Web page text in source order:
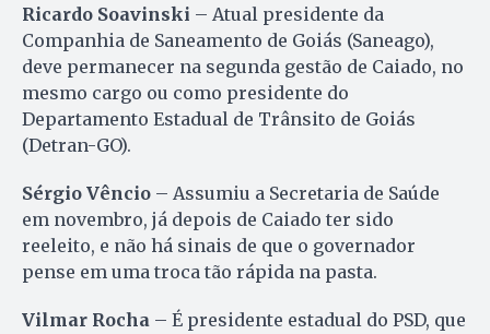
Ricardo Soavinski – Atual presidente da
Companhia de Saneamento de Goiás (Saneago),
deve permanecer na segunda gestão de Caiado, no
mesmo cargo ou como presidente do
Departamento Estadual de Trânsito de Goiás
(Detran-GO).
Sérgio Vêncio – Assumiu a Secretaria de Saúde
em novembro, já depois de Caiado ter sido
reeleito, e não há sinais de que o governador
pense em uma troca tão rápida na pasta.
Vilmar Rocha – É presidente estadual do PSD, que